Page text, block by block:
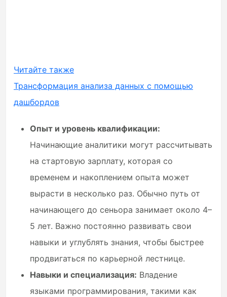
Читайте также
Трансформация анализа данных с помощью
дашбордов
Опыт и уровень квалификации:
Начинающие аналитики могут рассчитывать
на стартовую зарплату, которая со
временем и накоплением опыта может
вырасти в несколько раз. Обычно путь от
начинающего до сеньора занимает около 4–
5 лет. Важно постоянно развивать свои
навыки и углублять знания, чтобы быстрее
продвигаться по карьерной лестнице.
Навыки и специализация: Владение
языками программирования, такими как